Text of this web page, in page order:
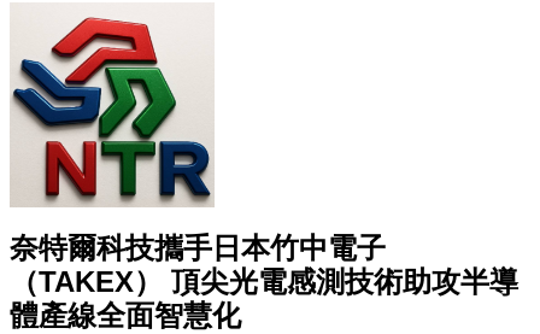
奈特爾科技攜手日本竹中電子
（TAKEX） 頂尖光電感測技術助攻半導
體產線全面智慧化